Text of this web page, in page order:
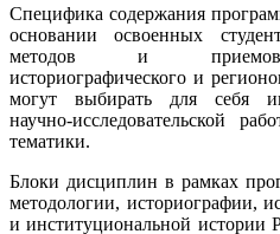
Специфика содержания
основании освоенных
методов и приемов
историографического и
могут выбирать для себя
научно-исследовательской
тематики.
Блоки дисциплин в рамках
методологии, историографии,
и институциональной истории